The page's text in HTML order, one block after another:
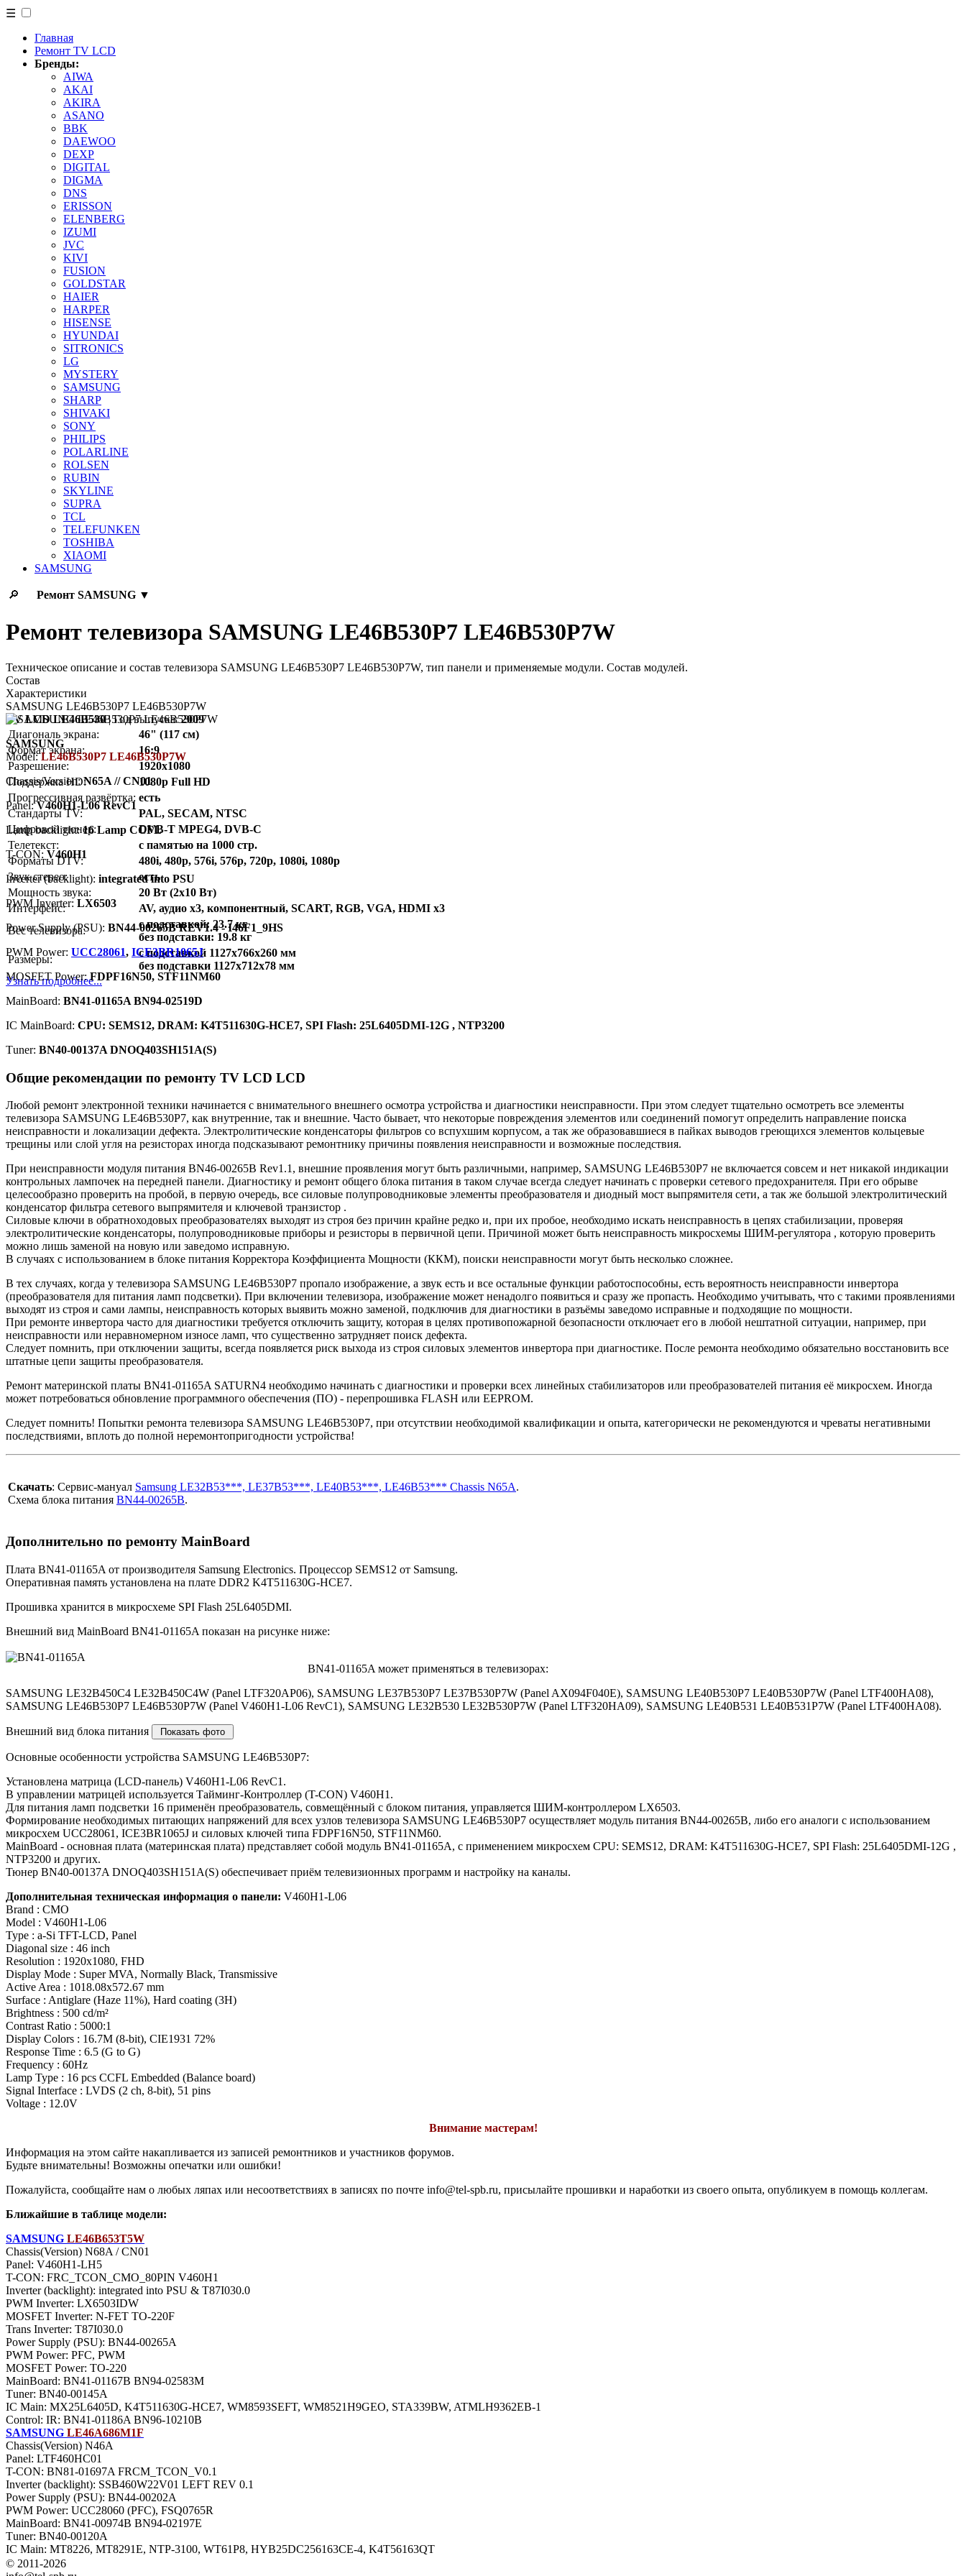
☰
Главная
Ремонт TV LCD
Бренды:
AIWA
AKAI
AKIRA
ASANO
BBK
DAEWOO
DEXP
DIGITAL
DIGMA
DNS
ERISSON
ELENBERG
IZUMI
JVC
KIVI
FUSION
GOLDSTAR
HAIER
HARPER
HISENSE
HYUNDAI
SITRONICS
LG
MYSTERY
SAMSUNG
SHARP
SHIVAKI
SONY
PHILIPS
POLARLINE
ROLSEN
RUBIN
SKYLINE
SUPRA
TCL
TELEFUNKEN
TOSHIBA
XIAOMI
SAMSUNG
🔎 Ремонт SAMSUNG ▼
Ремонт телевизора SAMSUNG LE46B530P7 LE46B530P7W
Техническое описание и состав телевизора SAMSUNG LE46B530P7 LE46B530P7W, тип панели и применяемые модули. Состав модулей.
Состав
Характеристики
SAMSUNG LE46B530P7 LE46B530P7W
TV LCD LE46B530| Год выпуска:2009
Диагональ экрана:
46" (117 см)
Формат экрана:
16:9
Разрешение:
1920x1080
Поддержка HD:
1080p Full HD
Прогрессивная развёртка: есть
Стандарты TV:
PAL, SECAM, NTSC
Цифровой тюнер:
DVB-T MPEG4, DVB-C
Телетекст:
с памятью на 1000 стр.
Форматы DTV:
480i, 480p, 576i, 576p, 720p, 1080i, 1080p
Звук стерео:
есть
Мощность звука:
20 Вт (2х10 Вт)
Интерфейс:
AV, аудио x3, компонентный, SCART, RGB, VGA, HDMI x3
Вес телевизора:
с подставкой: 23.7 кг
без подставки: 19.8 кг
Размеры:
с подставкой 1127x766x260 мм
без подставки 1127x712x78 мм
Узнать подробнее...
SAMSUNG
Model:LE46B530P7 LE46B530P7W
Chassis/Version:N65A // CN01
Panel:V460H1-L06 RevC1
Lamp backlight:16 Lamp CCFL
T-CON: V460H1
Inverter (backlight): integrated into PSU
PWM Inverter: LX6503
Power Supply (PSU): BN44-00265B REV1.4 - I46F1_9HS
PWM Power: UCC28061, ICE3BR1065J
MOSFET Power:FDPF16N50, STF11NM60
MainBoard: BN41-01165A BN94-02519D
IC MainBoard: CPU: SEMS12, DRAM: K4T511630G-HCE7, SPI Flash: 25L6405DMI-12G , NTP3200
Тuner: BN40-00137A DNOQ403SH151A(S)
Общие рекомендации по ремонту TV LCD LCD
Любой ремонт электронной техники начинается с внимательного внешнего осмотра устройства и диагностики неисправности. При этом следует тщательно осмотреть все элементы
телевизора SAMSUNG LE46B530P7, как внутренние, так и внешние. Часто бывает, что некоторые повреждения элементов или соединений помогут определить направление поиска
неисправности и локализации дефекта. Электролитические конденсаторы фильтров со вспухшим корпусом, а так же образовавшиеся в пайках выводов греющихся элементов кольцевые
трещины или слой угля на резисторах иногда подсказывают ремонтнику причины появления неисправности и возможные последствия.
При неисправности модуля питания BN46-00265B Rev1.1, внешние проявления могут быть различными, например, SAMSUNG LE46B530P7 не включается совсем и нет никакой индикации
контрольных лампочек на передней панели. Диагностику и ремонт общего блока питания в таком случае всегда следует начинать с проверки сетевого предохранителя. При его обрыве
целесообразно проверить на пробой, в первую очередь, все силовые полупроводниковые элементы преобразователя и диодный мост выпрямителя сети, а так же большой электролитический
конденсатор фильтра сетевого выпрямителя и ключевой транзистор .
Силовые ключи в обратноходовых преобразователях выходят из строя без причин крайне редко и, при их пробое, необходимо искать неисправность в цепях стабилизации, проверяя
электролитические конденсаторы, полупроводниковые приборы и резисторы в первичной цепи. Причиной может быть неисправность микросхемы ШИМ-регулятора , которую проверить
можно лишь заменой на новую или заведомо исправную.
В случаях с использованием в блоке питания Корректора Коэффициента Мощности (ККМ), поиски неисправности могут быть несколько сложнее.
В тех случаях, когда у телевизора SAMSUNG LE46B530P7 пропало изображение, а звук есть и все остальные функции работоспособны, есть вероятность неисправности инвертора
(преобразователя для питания ламп подсветки). При включении телевизора, изображение может ненадолго появиться и сразу же пропасть. Необходимо учитывать, что с такими проявлениями
выходят из строя и сами лампы, неисправность которых выявить можно заменой, подключив для диагностики в разъёмы заведомо исправные и подходящие по мощности.
При ремонте инвертора часто для диагностики требуется отключить защиту, которая в целях противопожарной безопасности отключает его в любой нештатной ситуации, например, при
неисправности или неравномерном износе ламп, что существенно затрудняет поиск дефекта.
Следует помнить, при отключении защиты, всегда появляется риск выхода из строя силовых элементов инвертора при диагностике. После ремонта необходимо обязательно восстановить все
штатные цепи защиты преобразователя.
Ремонт материнской платы BN41-01165A SATURN4 необходимо начинать с диагностики и проверки всех линейных стабилизаторов или преобразователей питания её микросхем. Иногда
может потребоваться обновление программного обеспечения (ПО) - перепрошивка FLASH или EEPROM.
Следует помнить! Попытки ремонта телевизора SAMSUNG LE46B530P7, при отсутствии необходимой квалификации и опыта, категорически не рекомендуются и чреваты негативными
последствиями, вплоть до полной неремонтопригодности устройства!
Скачать: Сервис-мануал Samsung LE32B53***, LE37B53***, LE40B53***, LE46B53*** Chassis N65A.
Схема блока питания BN44-00265B.
Дополнительно по ремонту MainBoard
Плата BN41-01165A от производителя Samsung Electronics. Процессор SEMS12 от Samsung.
Оперативная память установлена на плате DDR2 K4T511630G-HCE7.
Прошивка хранится в микросхеме SPI Flash 25L6405DMI.
Внешний вид MainBoard BN41-01165A показан на рисунке ниже:
BN41-01165A может применяться в телевизорах:
SAMSUNG LE32B450C4 LE32B450C4W (Panel LTF320AP06), SAMSUNG LE37B530P7 LE37B530P7W (Panel AX094F040E), SAMSUNG LE40B530P7 LE40B530P7W (Panel LTF400HA08),
SAMSUNG LE46B530P7 LE46B530P7W (Panel V460H1-L06 RevC1), SAMSUNG LE32B530 LE32B530P7W (Panel LTF320HA09), SAMSUNG LE40B531 LE40B531P7W (Panel LTF400HA08).
Внешний вид блока питания
Основные особенности устройства SAMSUNG LE46B530P7:
Установлена матрица (LCD-панель) V460H1-L06 RevC1.
В управлении матрицей используется Тайминг-Контроллер (T-CON) V460H1.
Для питания ламп подсветки 16 применён преобразователь, совмещённый с блоком питания, управляется ШИМ-контроллером LX6503.
Формирование необходимых питающих напряжений для всех узлов телевизора SAMSUNG LE46B530P7 осуществляет модуль питания BN44-00265B, либо его аналоги c использованием
микросхем UCC28061, ICE3BR1065J и силовых ключей типа FDPF16N50, STF11NM60.
MainBoard - основная плата (материнская плата) представляет собой модуль BN41-01165A, с применением микросхем CPU: SEMS12, DRAM: K4T511630G-HCE7, SPI Flash: 25L6405DMI-12G ,
NTP3200 и других.
Тюнер BN40-00137A DNOQ403SH151A(S) обеспечивает приём телевизионных программ и настройку на каналы.
Дополнительная техническая информация о панели: V460H1-L06
Brand : CMO
Model : V460H1-L06
Type : a-Si TFT-LCD, Panel
Diagonal size : 46 inch
Resolution : 1920x1080, FHD
Display Mode : Super MVA, Normally Black, Transmissive
Active Area : 1018.08x572.67 mm
Surface : Antiglare (Haze 11%), Hard coating (3H)
Brightness : 500 cd/m²
Contrast Ratio : 5000:1
Display Colors : 16.7M (8-bit), CIE1931 72%
Response Time : 6.5 (G to G)
Frequency : 60Hz
Lamp Type : 16 pcs CCFL Embedded (Balance board)
Signal Interface : LVDS (2 ch, 8-bit), 51 pins
Voltage : 12.0V
Внимание мастерам!
Информация на этом сайте накапливается из записей ремонтников и участников форумов.
Будьте внимательны! Возможны опечатки или ошибки!
Пожалуйста, сообщайте нам о любых ляпах или несоответствиях в записях по почте info@tel-spb.ru, присылайте прошивки и наработки из своего опыта, опубликуем в помощь коллегам.
Ближайшие в таблице модели:
SAMSUNG LE46B653T5W
Chassis(Version) N68A / CN01
Panel: V460H1-LH5
T-CON: FRC_TCON_CMO_80PIN V460H1
Inverter (backlight): integrated into PSU & T87I030.0
PWM Inverter: LX6503IDW
MOSFET Inverter: N-FET TO-220F
Trans Inverter: T87I030.0
Power Supply (PSU): BN44-00265A
PWM Power: PFC, PWM
MOSFET Power: TO-220
MainBoard: BN41-01167B BN94-02583M
Тuner: BN40-00145A
IC Main: MX25L6405D, K4T511630G-HCE7, WM8593SEFT, WM8521H9GEO, STA339BW, ATMLH9362EB-1
Control: IR: BN41-01186A BN96-10210B
SAMSUNG LE46A686M1F
Chassis(Version) N46A
Panel: LTF460HC01
T-CON: BN81-01697A FRCM_TCON_V0.1
Inverter (backlight): SSB460W22V01 LEFT REV 0.1
Power Supply (PSU): BN44-00202A
PWM Power: UCC28060 (PFC), FSQ0765R
MainBoard: BN41-00974B BN94-02197E
Тuner: BN40-00120A
IC Main: MT8226, MT8291E, NTP-3100, WT61P8, HYB25DC256163CE-4, K4T56163QT
© 2011-2026